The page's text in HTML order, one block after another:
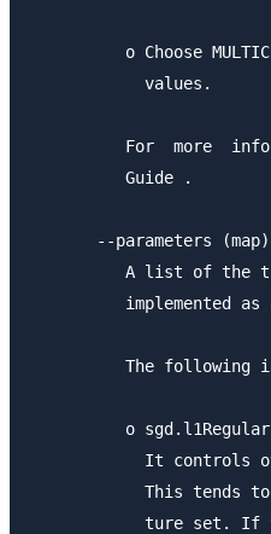
o Choose
            values.
For  more
          Guide .
       --parameters (map)
A list of the
implemented as
The following
o
It controls
This tends
ture set. If